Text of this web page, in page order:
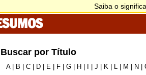
Buscar por Título
A| B C D E F G H J K L M N